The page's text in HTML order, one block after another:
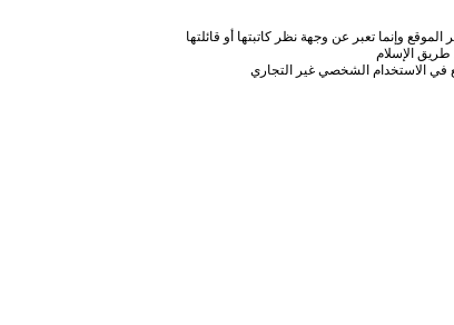
وإنما تعبر عن وجهة نظر كاتبتها أو قائلتها
الإسلام
في الاستخدام الشخصي غير التجاري